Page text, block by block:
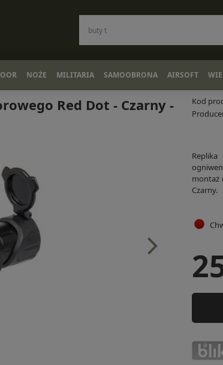
NOŻE MILITARIA SAMOOBRONA AIRSOFT
Red Dot - Czarny -
Kod
montaż
Czarny.